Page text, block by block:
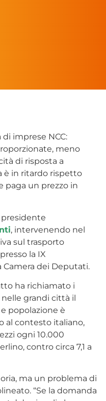
imprese NCC:
meno
di risposta a
è in ritardo rispetto
paga un prezzo in
presidente
, intervenendo nel
sul trasporto
la IX
Camera dei Deputati.
ha richiamato i
grandi città il
popolazione è
al contesto italiano,
ogni 10.000
contro circa 7,1 a
ma un problema di
“Se la domanda